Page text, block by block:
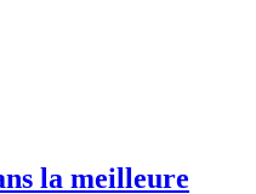
la meilleure